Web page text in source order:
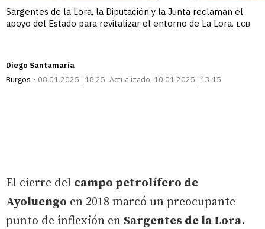
Sargentes de la Lora, la Diputación y la Junta reclaman el
apoyo del Estado para revitalizar el entorno de La Lora. ECB
Diego Santamaría
Burgos
08.01.2025 | 18:25 Actualizado: 10.01.2025 | 13:15
El cierre del campo petrolífero de
Ayoluengo en 2018 marcó un preocupante
punto de inflexión en Sargentes de la Lora.